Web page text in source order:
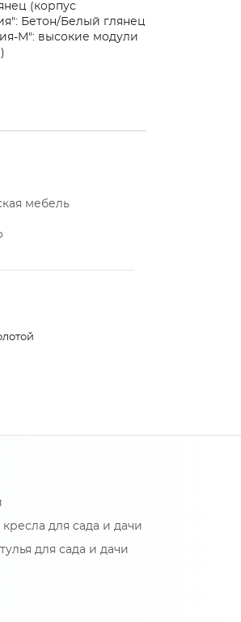
(корпус
Бетон/Белый глянец
М": высокие модули
мебель
для сада и дачи
для сада и дачи